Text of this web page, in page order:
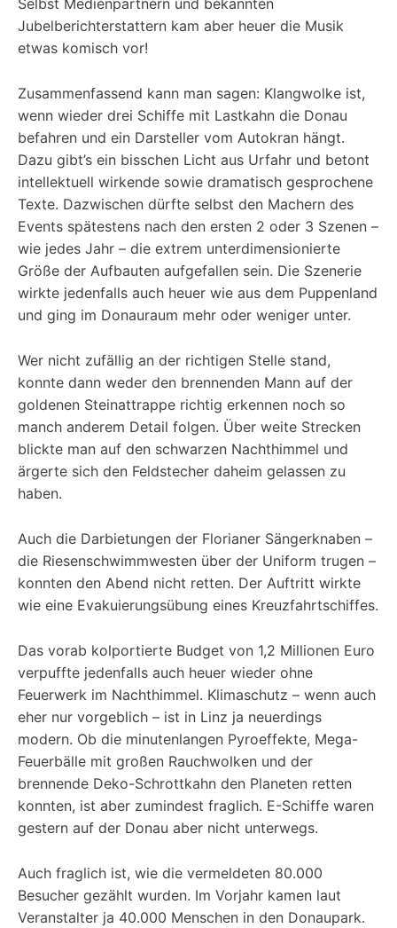
Selbst Medienpartnern und bekannten
Jubelberichterstattern kam aber heuer die Musik
etwas komisch vor!
Zusammenfassend kann man sagen: Klangwolke ist,
wenn wieder drei Schiffe mit Lastkahn die Donau
befahren und ein Darsteller vom Autokran hängt.
Dazu gibt’s ein bisschen Licht aus Urfahr und betont
intellektuell wirkende sowie dramatisch gesprochene
Texte. Dazwischen dürfte selbst den Machern des
Events spätestens nach den ersten 2 oder 3 Szenen –
wie jedes Jahr – die extrem unterdimensionierte
Größe der Aufbauten aufgefallen sein. Die Szenerie
wirkte jedenfalls auch heuer wie aus dem Puppenland
und ging im Donauraum mehr oder weniger unter.
Wer nicht zufällig an der richtigen Stelle stand,
konnte dann weder den brennenden Mann auf der
goldenen Steinattrappe richtig erkennen noch so
manch anderem Detail folgen. Über weite Strecken
blickte man auf den schwarzen Nachthimmel und
ärgerte sich den Feldstecher daheim gelassen zu
haben.
Auch die Darbietungen der Florianer Sängerknaben –
die Riesenschwimmwesten über der Uniform trugen –
konnten den Abend nicht retten. Der Auftritt wirkte
wie eine Evakuierungsübung eines Kreuzfahrtschiffes.
Das vorab kolportierte Budget von 1,2 Millionen Euro
verpuffte jedenfalls auch heuer wieder ohne
Feuerwerk im Nachthimmel. Klimaschutz – wenn auch
eher nur vorgeblich – ist in Linz ja neuerdings
modern. Ob die minutenlangen Pyroeffekte, Mega-
Feuerbälle mit großen Rauchwolken und der
brennende Deko-Schrottkahn den Planeten retten
konnten, ist aber zumindest fraglich. E-Schiffe waren
gestern auf der Donau aber nicht unterwegs.
Auch fraglich ist, wie die vermeldeten 80.000
Besucher gezählt wurden. Im Vorjahr kamen laut
Veranstalter ja 40.000 Menschen in den Donaupark.